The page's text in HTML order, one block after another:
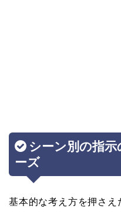
シーン別の指
ーズ
基本的な考え方を押さ